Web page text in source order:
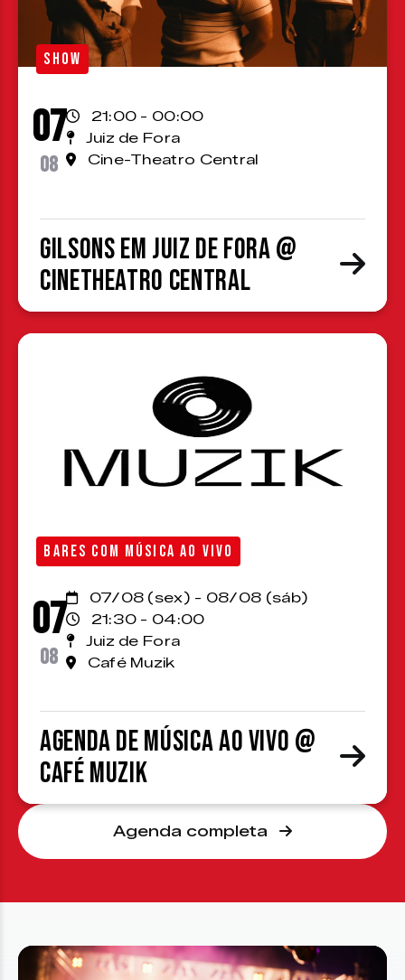
SHOW
07
08
21:00 - 00:00
Juiz de Fora
Cine-Theatro Central
Gilsons em Juiz de Fora @
CineTheatro Central
BARES COM MÚSICA AO VIVO
07
08
07/08 (sex) - 08/08 (sáb)
21:30 - 04:00
Juiz de Fora
Café Muzik
Agenda de Música ao Vivo @
Café Muzik
Agenda completa